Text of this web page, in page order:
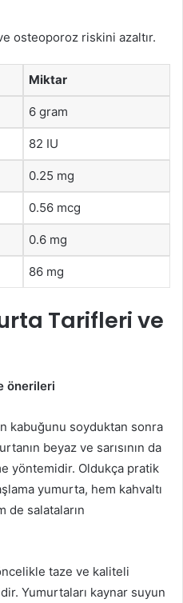
osteoporoz riskini azaltır.
Miktar
6 gram
82 IU
0.25 mg
0.56 mcg
0.6 mg
86 mg
Tarifleri ve
önerileri
kabuğunu soyduktan sonra
beyaz ve sarısının da
yöntemidir. Oldukça pratik
yumurta, hem kahvaltı
de salataların
taze ve kaliteli
Yumurtaları kaynar suyun